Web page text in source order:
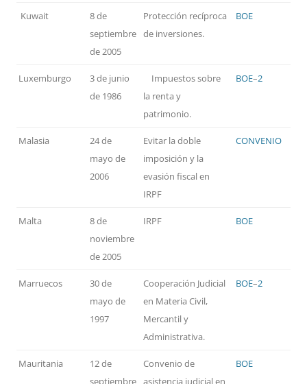
Kuwait
8 de
septiembre
de 2005
Protección recíproca
de inversiones.
BOE
Luxemburgo
3 de junio
de 1986
Impuestos sobre
la renta y
patrimonio.
BOE–2
Malasia
24 de
mayo de
2006
Evitar la doble
imposición y la
evasión fiscal en
IRPF
CONVENIO
Malta
8 de
noviembre
de 2005
IRPF BOE
Marruecos
30 de
mayo de
1997
Cooperación Judicial
en Materia Civil,
Mercantil y
Administrativa.
BOE–2
Mauritania
12 de
Convenio de
BOE